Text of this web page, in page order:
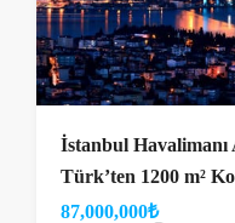
İstanbul Havalimanı
Türk’ten 1200 m²
87,000,000₺